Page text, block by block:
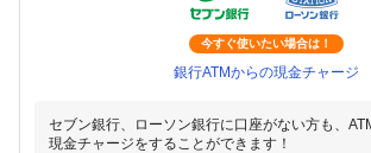
今すぐ使いたい場合は！
銀行ATMからの現金チャージ
セブン銀行、ローソン銀行に口座がない方も、
現金チャージをすることができます！